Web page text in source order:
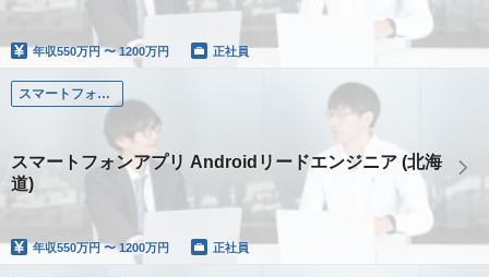
年収550万円 〜 1200万円 正社員
スマートフォンアプリエンジニア
スマートフォンアプリ Androidリードエンジニア (北海
道)
年収550万円 〜 1200万円 正社員